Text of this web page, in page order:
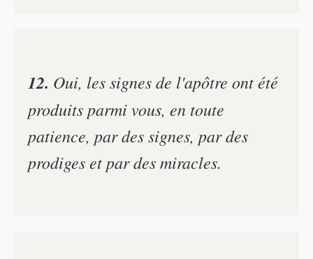
12. Oui, les signes de l'apôtre ont été
produits parmi vous, en toute
patience, par des signes, par des
prodiges et par des miracles.